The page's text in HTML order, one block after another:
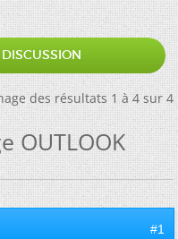
des résultats 1 à 4 sur 4
OUTLOOK
#1